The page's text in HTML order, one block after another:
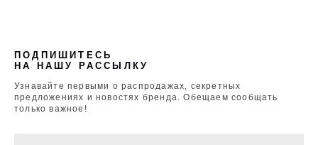
ПОДПИШИТЕСЬ
НА НАШУ РАССЫЛКУ
Узнавайте первыми о распродажах, секретных
предложениях и новостях бренда. Обещаем сообщать
только важное!